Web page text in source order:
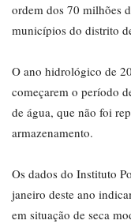
ordem dos 70 milhões
municípios do distrito
O ano hidrológico de
começarem o período
de água, que não foi
armazenamento.
Os dados do Instituto
janeiro deste ano
em situação de seca